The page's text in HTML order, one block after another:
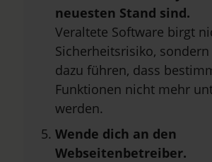
neuesten Stand sind.
Veraltete Software birgt
Sicherheitsrisiko,
dazu führen, dass
Funktionen nicht mehr
werden.
Wende dich an den
Webseitenbetreiber.